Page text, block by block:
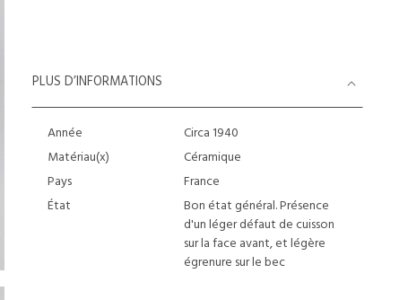
PLUS D’INFORMATIONS
Année
Circa 1940
Matériau(x)
Céramique
Pays
France
État
Bon état général. Présence
d'un léger défaut de cuisson
sur la face avant, et légère
égrenure sur le bec